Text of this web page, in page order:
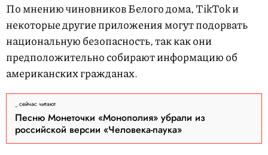
По мнению чиновников Белого дома, TikTok и
некоторые другие приложения могут подорвать
национальную безопасность, так как они
предположительно собирают информацию об
американских гражданах.
сейчас читают
Песню Монеточки «Монополия» убрали из
российской версии «Человека-паука»